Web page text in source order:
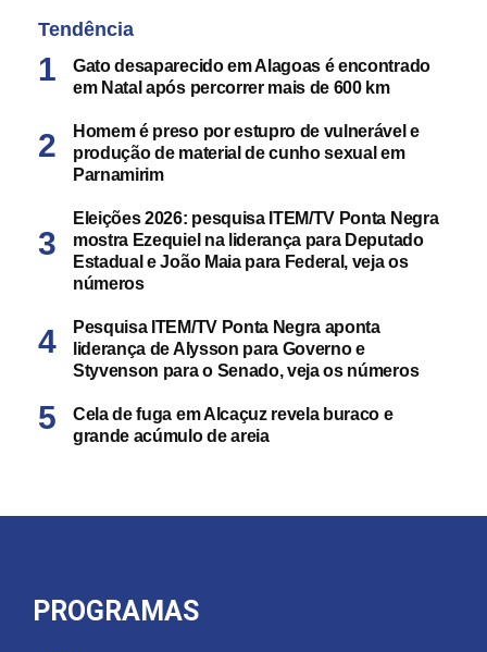
Tendência
Gato desaparecido em Alagoas é encontrado
em Natal após percorrer mais de 600 km
Homem é preso por estupro de vulnerável e
produção de material de cunho sexual em
Parnamirim
Eleições 2026: pesquisa ITEM/TV Ponta Negra
mostra Ezequiel na liderança para Deputado
Estadual e João Maia para Federal, veja os
números
Pesquisa ITEM/TV Ponta Negra aponta
liderança de Alysson para Governo e
Styvenson para o Senado, veja os números
Cela de fuga em Alcaçuz revela buraco e
grande acúmulo de areia
PROGRAMAS